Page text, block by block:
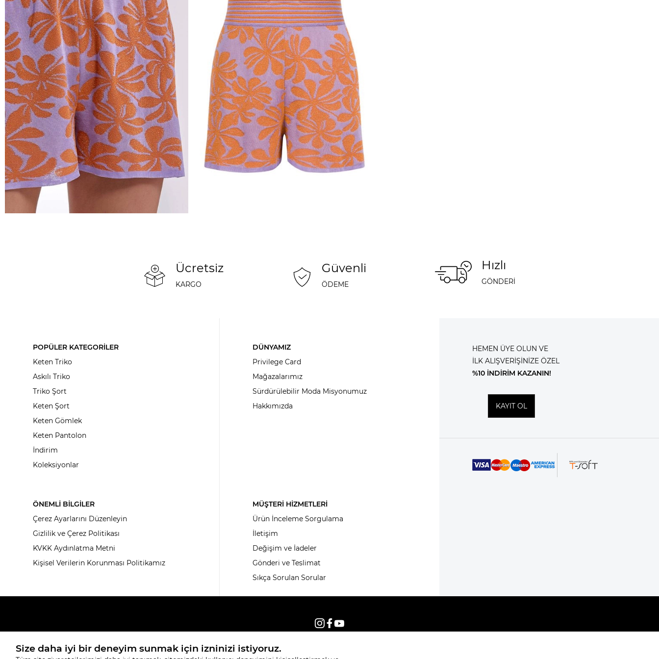
Ücretsiz
KARGO
Güvenli
ÖDEME
Hızlı
GÖNDERİ
POPÜLER KATEGORİLER
Keten Triko
Askılı Triko
Triko Şort
Keten Şort
Keten Gömlek
Keten Pantolon
İndirim
Koleksiyonlar
DÜNYAMIZ
Privilege Card
Mağazalarımız
Sürdürülebilir Moda Misyonumuz
Hakkımızda
ÖNEMLİ BİLGİLER
Çerez Ayarlarını Düzenleyin
Gizlilik ve Çerez Politikası
KVKK Aydınlatma Metni
Kişisel Verilerin Korunması Politikamız
MÜŞTERİ HİZMETLERİ
Ürün İnceleme Sorgulama
İletişim
Değişim ve İadeler
Gönderi ve Teslimat
Sıkça Sorulan Sorular
HEMEN ÜYE OLUN VE
İLK ALIŞVERİŞİNİZE ÖZEL
%10 İNDİRİM KAZANIN!
KAYIT OL
© 2026, Tüm hakları saklıdır KNITSS